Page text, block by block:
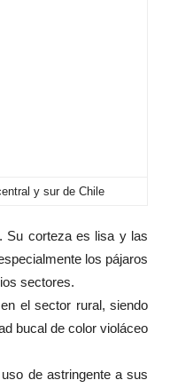
y sur de Chile
Su corteza es lisa y las
los pájaros
sectores.
el sector rural, siendo
bucal de color violáceo
de astringente a sus